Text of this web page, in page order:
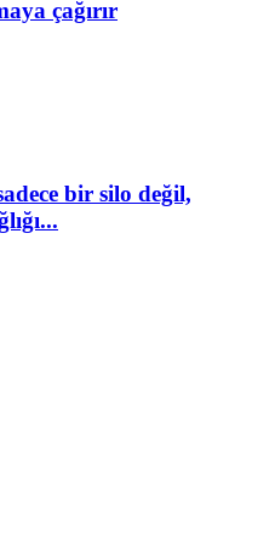
çağırır
bir silo değil,